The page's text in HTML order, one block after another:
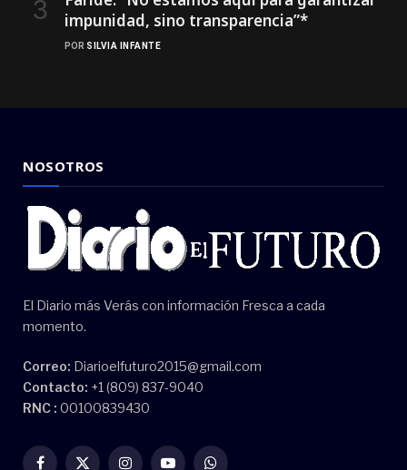
impunidad, sino transparencia”*
POR SILVIA INFANTE
NOSOTROS
El Diario más Verás con información Fresca a cada
momento.
Correo: Diarioelfuturo2015@gmail.com
Contacto: +1 (809) 837-9040
RNC : 00100839430